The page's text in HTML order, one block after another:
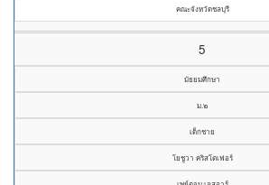
คณะจังหวัดชลบุรี
5
มัธยมศึกษา
ม.๒
เด็กชาย
โยชูวา คริสโตเฟอร์